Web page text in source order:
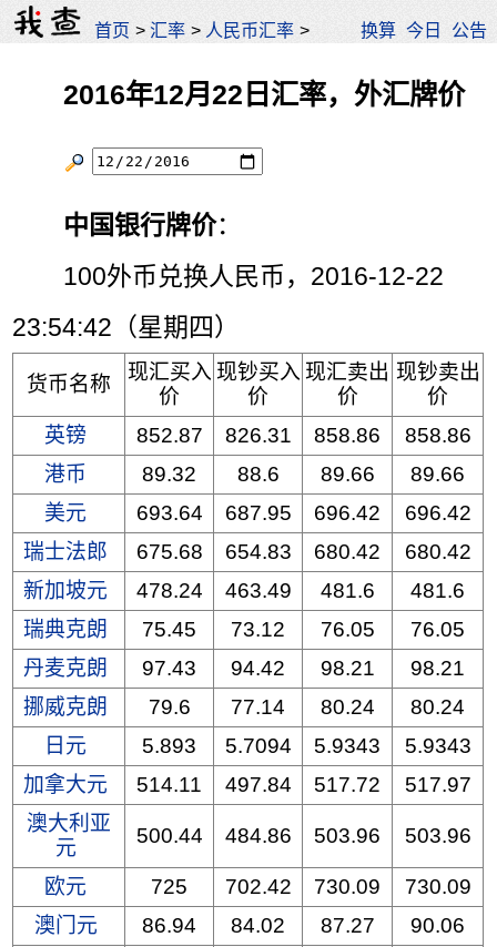
首页 >汇率 > 人民币汇率 > 换算 今日 公告
2016年12月22日汇率，外汇牌价
中国银行牌价：
100外币兑换人民币，2016-12-22
23:54:42（星期四）
货币名称
现汇买入
价
现钞买入
价
现汇卖出
价
现钞卖出
价
英镑
852.87 826.31 858.86
858.86
港币
89.32 88.6 89.66
89.66
美元
693.64 687.95 696.42
696.42
瑞士法郎
675.68 654.83 680.42
680.42
新加坡元
478.24 463.49 481.6
481.6
瑞典克朗
75.45 73.12 76.05
76.05
丹麦克朗
97.43 94.42 98.21
98.21
挪威克朗
79.6 77.14 80.24
80.24
日元
5.893 5.7094 5.9343
5.9343
加拿大元
514.11 497.84 517.72
517.97
澳大利亚
元
500.44 484.86 503.96 503.96
欧元 725 702.42 730.09
730.09
澳门元
86.94 84.02 87.27
90.06